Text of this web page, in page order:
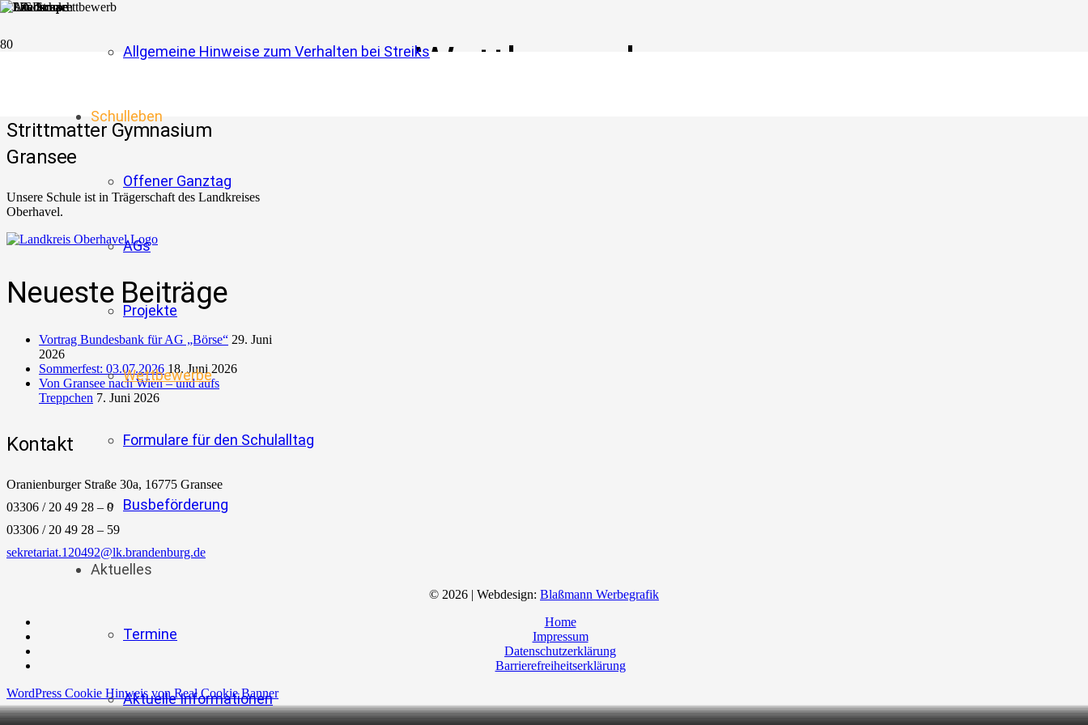
Allgemeine Hinweise zum Verhalten bei Streiks
Schulleben
Offener Ganztag
AGs
Projekte
Wettbewerbe
Formulare für den Schulalltag
Busbeförderung
Aktuelles
Termine
Aktuelle Informationen
Wettbewerbe
Strittmatter Gymnasium
Gransee
Unsere Schule ist in Trägerschaft des Landkreises
Oberhavel.
Neueste Beiträge
Vortrag Bundesbank für AG „Börse“ 29. Juni
2026
Sommerfest: 03.07.2026 18. Juni 2026
Von Gransee nach Wien – und aufs
Treppchen 7. Juni 2026
Kontakt
Oranienburger Straße 30a, 16775 Gransee
03306 / 20 49 28 – 0
03306 / 20 49 28 – 59
sekretariat.120492@lk.brandenburg.de
© 2026 | Webdesign: Blaßmann Werbegrafik
Home
Impressum
Datenschutzerklärung
Barrierefreiheitserklärung
WordPress Cookie Hinweis von Real Cookie Banner